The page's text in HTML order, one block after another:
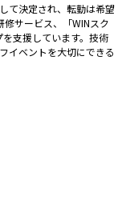
て決定され、転勤は希望
サービス、「WINスク
支援しています。技術
イベントを大切にできる